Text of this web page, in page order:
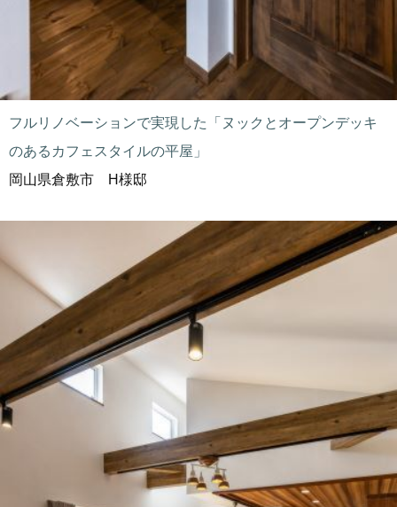
フルリノベーションで実現した「ヌックとオープンデッキ
のあるカフェスタイルの平屋」
岡山県倉敷市 H様邸